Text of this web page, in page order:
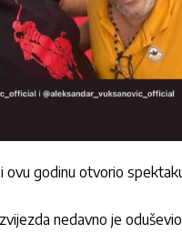
ovu godinu otvorio
nedavno je